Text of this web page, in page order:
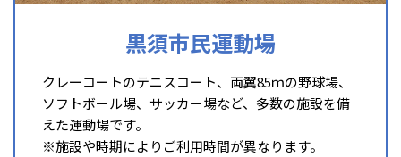
黒須市民運動場
クレーコートのテニスコート、両翼85ｍの野球場、
ソフトボール場、サッカー場など、多数の施設を備
えた運動場です。
※施設や時期によりご利用時間が異なります。